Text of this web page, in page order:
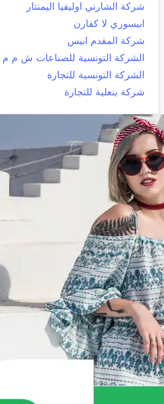
شركة الشارني اوليفيا اليمنتار
ابيسوري لا كفارن
شركة المقدم ابيس
الشركة التونسية للصناعات ش م م
الشركة التونسية للتجارة
شركة بنعلية للتجارة